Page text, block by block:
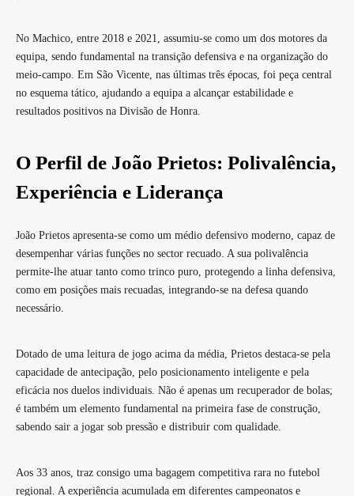
No Machico, entre 2018 e 2021, assumiu-se como um dos motores da
equipa, sendo fundamental na transição defensiva e na organização do
meio-campo. Em São Vicente, nas últimas três épocas, foi peça central
no esquema tático, ajudando a equipa a alcançar estabilidade e
resultados positivos na Divisão de Honra.
O Perfil de João Prietos: Polivalência,
Experiência e Liderança
João Prietos apresenta-se como um médio defensivo moderno, capaz de
desempenhar várias funções no sector recuado. A sua polivalência
permite-lhe atuar tanto como trinco puro, protegendo a linha defensiva,
como em posições mais recuadas, integrando-se na defesa quando
necessário.
Dotado de uma leitura de jogo acima da média, Prietos destaca-se pela
capacidade de antecipação, pelo posicionamento inteligente e pela
eficácia nos duelos individuais. Não é apenas um recuperador de bolas;
é também um elemento fundamental na primeira fase de construção,
sabendo sair a jogar sob pressão e distribuir com qualidade.
Aos 33 anos, traz consigo uma bagagem competitiva rara no futebol
regional. A experiência acumulada em diferentes campeonatos e